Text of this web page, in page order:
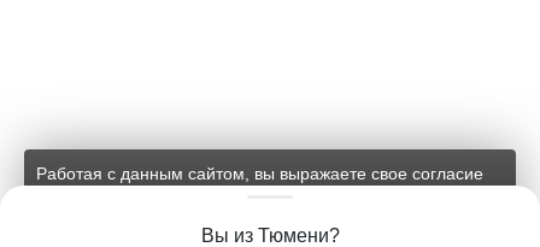
Вы из Тюмени?
Работая с данным сайтом, вы выражаете свое согласие
данных на условиях, изложенных в
соответствующих